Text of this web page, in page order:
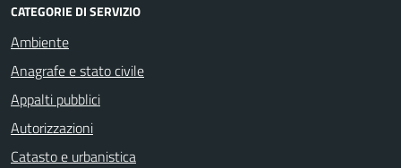
CATEGORIE DI SERVIZIO
Ambiente
Anagrafe e stato civile
Appalti pubblici
Autorizzazioni
Catasto e urbanistica